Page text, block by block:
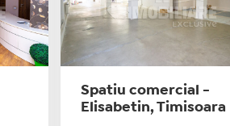
Spatiu comercial -
Elisabetin, Timisoara